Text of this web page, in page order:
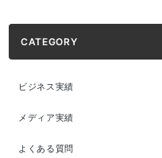
CATEGORY
ビジネス実績
メディア実績
よくある質問